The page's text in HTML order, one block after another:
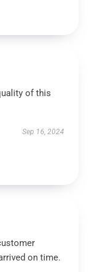
of this
Sep 16, 2024
on time.